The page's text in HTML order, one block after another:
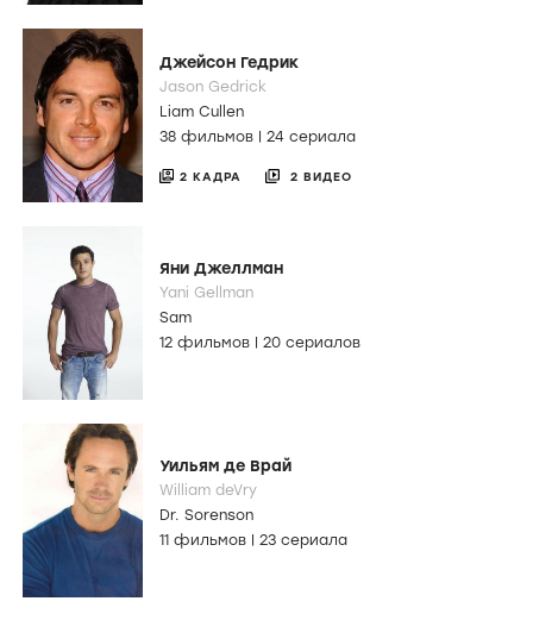
Джейсон Гедрик
Jason Gedrick
Liam Cullen
38 фильмов | 24 сериала
2 КАДРА 2 ВИДЕО
Яни Джеллман
Yani Gellman
Sam
12 фильмов
20 сериалов
Уильям де Врай
William deVry
Dr. Sorenson
11 фильмов
23 сериала